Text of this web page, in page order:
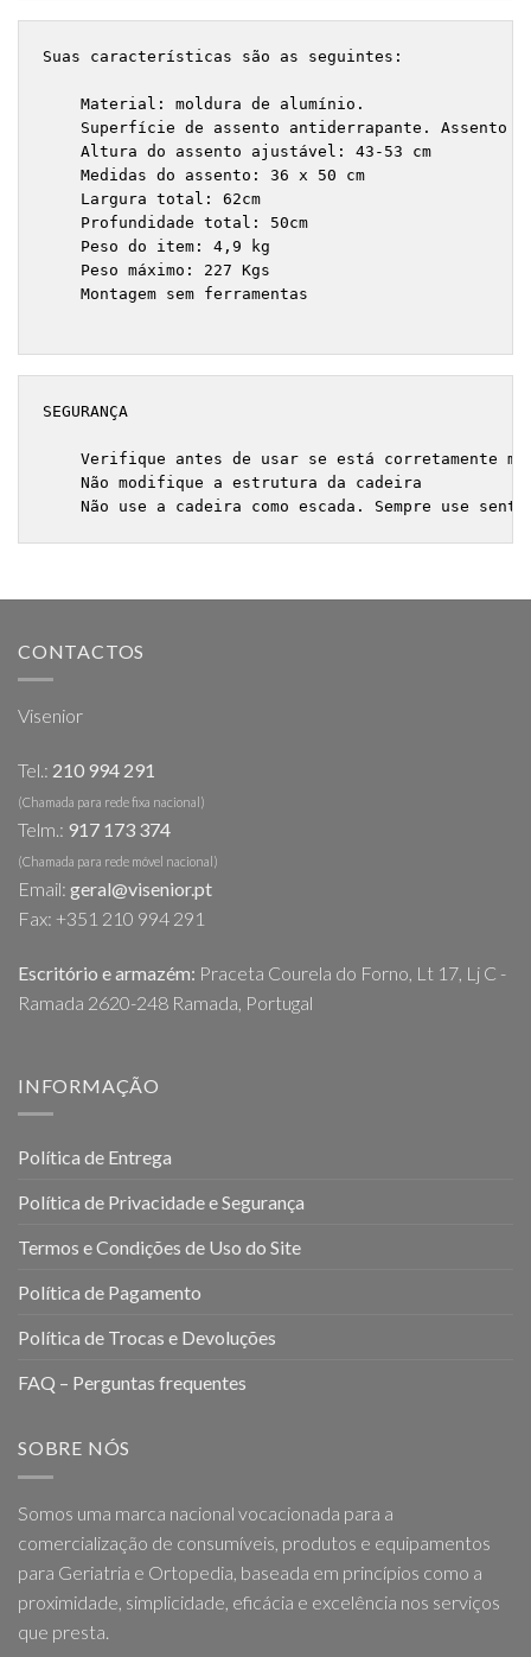
Suas características são as seguintes:
    Material: moldura de alumínio.
Superfície de assento antiderrapante. Assento
    Altura do assento ajustável: 43-53 cm
    Medidas do assento: 36 x 50 cm
    Largura total: 62cm
    Profundidade total: 50cm
    Peso do item: 4,9 kg
    Peso máximo: 227 Kgs
    Montagem sem ferramentas
SEGURANÇA
Verifique antes de usar se está corretamente
    Não modifique a estrutura da cadeira
Não use a cadeira como escada. Sempre use
CONTACTOS
Visenior
Tel.: 210 994 291
(Chamada para rede fixa nacional)
Telm.: 917 173 374
(Chamada para rede móvel nacional)
Email: geral@visenior.pt
Fax: +351 210 994 291
Escritório e armazém: Praceta Courela do Forno, Lt 17, Lj C -
Ramada 2620-248 Ramada, Portugal
INFORMAÇÃO
Política de Entrega
Política de Privacidade e Segurança
Termos e Condições de Uso do Site
Política de Pagamento
Política de Trocas e Devoluções
FAQ – Perguntas frequentes
SOBRE NÓS
Somos uma marca nacional vocacionada para a
comercialização de consumíveis, produtos e equipamentos
para Geriatria e Ortopedia, baseada em princípios como a
proximidade, simplicidade, eficácia e excelência nos serviços
que presta.